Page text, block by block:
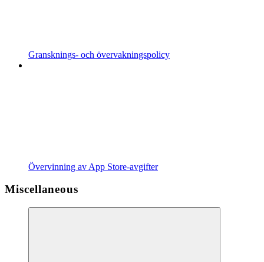
Gransknings- och övervakningspolicy
Övervinning av App Store-avgifter
Miscellaneous